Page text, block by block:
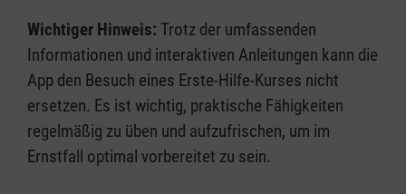
Wichtiger Hinweis: Trotz der umfassenden
Informationen und interaktiven Anleitungen kann die
App den Besuch eines Erste-Hilfe-Kurses nicht
ersetzen. Es ist wichtig, praktische Fähigkeiten
regelmäßig zu üben und aufzufrischen, um im
Ernstfall optimal vorbereitet zu sein.